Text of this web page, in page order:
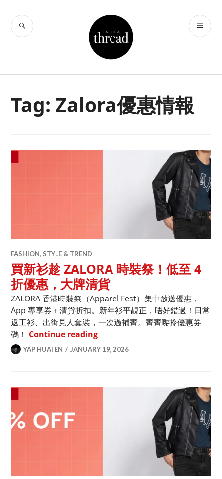
content
THREAD by
ZALORA Hong
Kong
SEARCH
Tag: Zalora優惠情報
FASHION, STYLE & TREND
買新衫趁 ZALORA 時裝祭！低至 4
折優惠，大牌清貨
ZALORA 香港時裝祭（Apparel Fest）集中放送優惠，
App 專享券＋清貨折扣。新年衫平靚正，唔好錯過！日常
返工衫、出街見人套裝，一次過補齊。齊齊嚟拎優惠券
碼！ Continue reading買新衫趁 ZALORA 時裝祭！低至
YAP HUAI EN JANUARY 19, 2026